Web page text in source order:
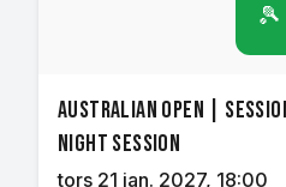
🎾
Australian Open |
Night Session
tors 21 jan. 2027, 18:00